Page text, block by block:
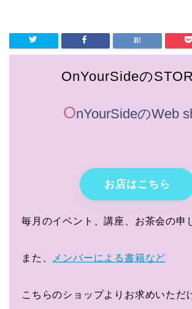
OnYourSideの
OnYourSideのWeb
お店はこちら
毎月のイベント、講座、お茶会の申
また、 メンバーによる書籍など
こちらのショップよりお求めいただ